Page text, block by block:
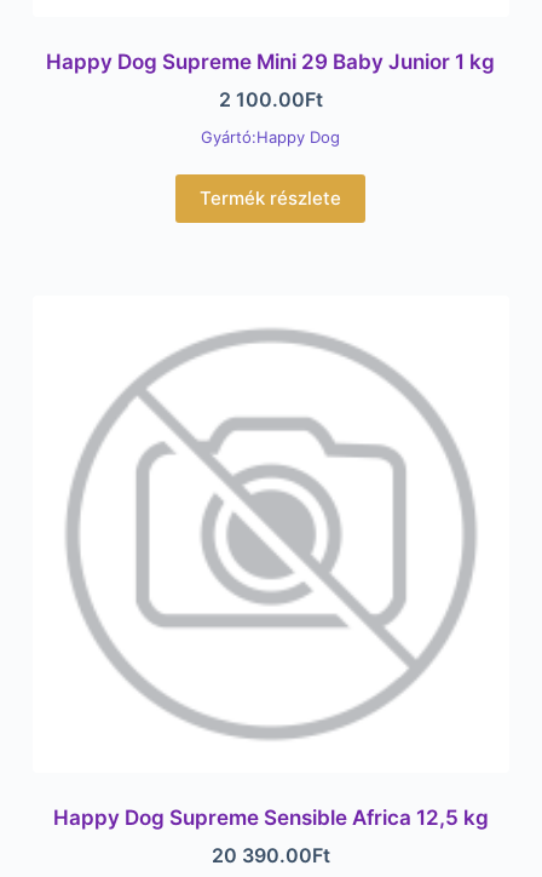
Happy Dog Supreme Mini 29 Baby Junior 1 kg
2 100.00Ft
Gyártó:Happy Dog
Termék részlete
Happy Dog Supreme Sensible Africa 12,5 kg
20 390.00Ft